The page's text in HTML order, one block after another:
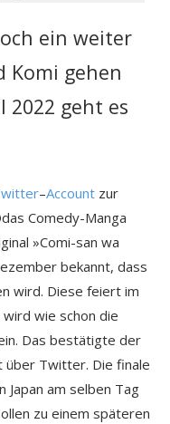
ein weiter
Komi gehen
2022 geht es
–Accountzur
Comedy-Manga
»Comi-san wa
bekannt, dass
wird. Diese feiert im
wie schon die
Das bestätigte der
über Twitter. Die finale
am selben Tag
zu einem späteren